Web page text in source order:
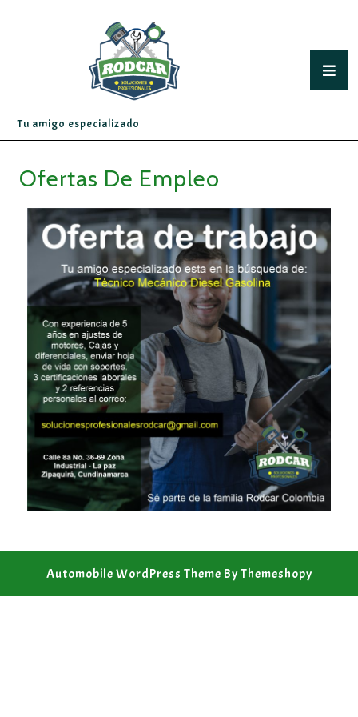
Tu amigo especializado
Ofertas De Empleo
Automobile WordPress Theme By Themeshopy